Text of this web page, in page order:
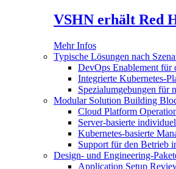
VSHN erhält Red
Mehr Infos
Typische Lösungen nach
DevOps Enablement für
Integrierte Kubernetes-
Spezialumgebungen für
Modular Solution Building
Cloud Platform
Server-basierte
Kubernetes-basierte
Support für den Betrieb
Design- und Engineering-
Application Setup